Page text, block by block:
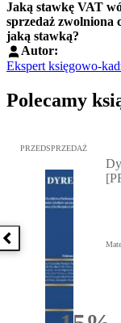
Jaką stawkę VAT
sprzedaż zwolniona
jaką stawką?
Autor:
Ekspert księgowo-
Polecamy
Poprzednia książka
Przejdź do:
PRZEDSPRZEDAŻ